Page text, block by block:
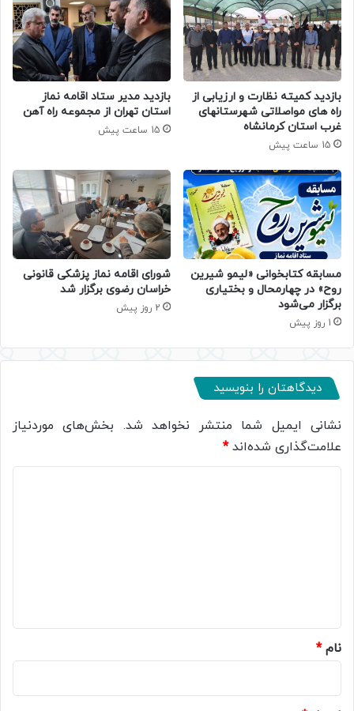
بازدید کمیته نظارت و ارزیابی از
راه های مواصلاتی شهرستانهای
غرب استان کرمانشاه
15 ساعت پیش
بازدید مدیر ستاد اقامه نماز
استان تهران از مجموعه راه آهن
15 ساعت پیش
مسابقه کتابخوانی «لیمو شیرین
روح» در چهارمحال و بختیاری
برگزار می‌شود
1 روز پیش
شورای اقامه نماز پزشکی قانونی
خراسان رضوی برگزار شد
2 روز پیش
دیدگاهتان را بنویسید
نشانی ایمیل شما منتشر نخواهد شد. بخش‌های موردنیاز
علامت‌گذاری شده‌اند*
نام*